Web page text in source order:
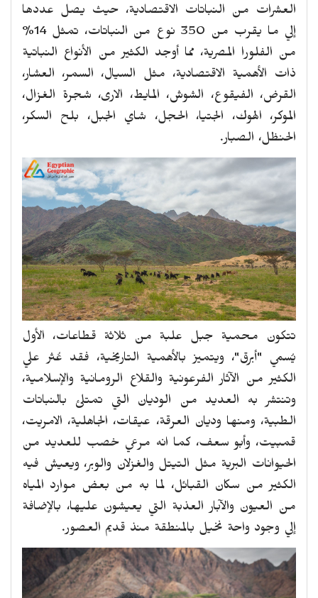
العشرات من النباتات الاقتصادية، حيث يصل عددها
إلي ما يقرب من 350 نوع من النباتات، تمثل 14%
من الفلورا المصرية، مما أوجد الكثير من الأنواع النباتية
ذات الأهمية الاقتصادية، مثل السيال، السمر، العشار،
القرض، الفيقوع، الشوش، المايط، الارى، شجرة الغزال،
الموكر، الهوك، الجتيا، الحجل، شاي الجبل، بلح السكر،
الحنظل، الصبار.
تتكون محمية جبل علبة من ثلاثة قطاعات، الأول
يُسمي "أبرق"، ويتميز بالأهمية التاريخية، فقد عُثر علي
الكثير من الآثار الفرعونية والقلاع الرومانية والإسلامية،
وتنتشر به العديد من الوديان التي تمتلئ بالنباتات
الطبية، ومنها وديان العرقة، عيقات، الجاهلية، الامريت،
قمبيت، وأبو سعف، كما انه مرعي خصب للعديد من
الحيوانات البرية مثل التيتل والغزلان والوبر، ويعيش فيه
الكثير من سكان القبائل، لما به من بعض موارد المياه
من العيون والآبار العذبة التي يعيشون عليها، بالإضافة
إلي وجود واحة نخيل بالمنطقة منذ قديم العصور.